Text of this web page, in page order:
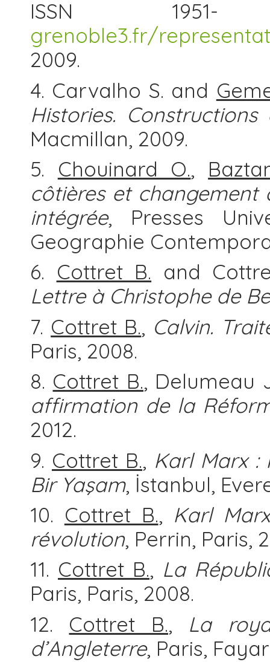
ISSN
grenoble3.fr/
2009.
4. Carvalho S. and
Histories.
Macmillan, 2009.
5. Chouinard O.,
côtières et changement
intégrée, Presses
Geographie
6. Cottret B. and
Lettre à Christophe de
7. Cottret B., Calvin.
Paris, 2008.
8. Cottret B., Delumeau
affirmation de la
2012.
9. Cottret B., Karl Marx :
Bir Yaşam, İstanbul,
10. Cottret B., Karl
révolution, Perrin, Paris,
11. Cottret B., La
Paris, Paris, 2008.
12. Cottret B., La
d’Angleterre, Paris,